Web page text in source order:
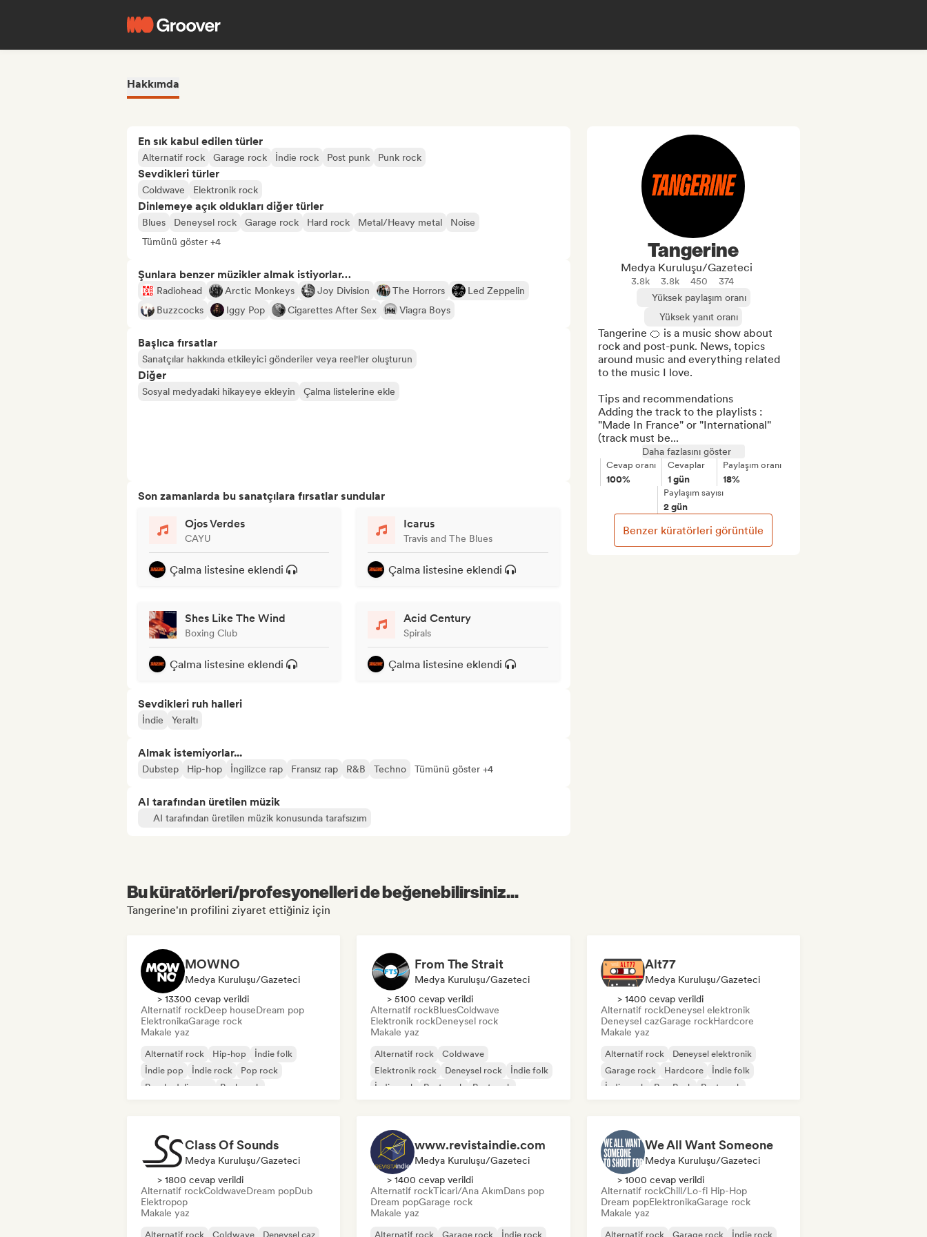
Hakkımda
En sık kabul edilen türler
Alternatif rock Garage rock İndie rock Post punk Punk rock
Sevdikleri türler
Coldwave Elektronik rock
Dinlemeye açık oldukları diğer türler
Blues Deneysel rock Garage rock Hard rock Metal/Heavy metal
Noise
Tümünü göster +4
Şunlara benzer müzikler almak istiyorlar…
Radiohead Arctic Monkeys Joy Division The Horrors
Led Zeppelin
Buzzcocks
Iggy Pop Cigarettes After Sex Viagra Boys
Başlıca fırsatlar
Sanatçılar hakkında etkileyici gönderiler veya reel'ler oluşturun
Diğer
Sosyal medyadaki hikayeye ekleyin Çalma listelerine ekle
Son zamanlarda bu sanatçılara fırsatlar sundular
Ojos Verdes
CAYU
Çalma listesine eklendi
Icarus
Travis and The Blues
Çalma listesine eklendi
Shes Like The Wind
Boxing Club
Çalma listesine eklendi
Acid Century
Spirals
Çalma listesine eklendi
Sevdikleri ruh halleri
İndie Yeraltı
Almak istemiyorlar...
Dubstep Hip-hop İngilizce rap Fransız rap R&B Techno Tümünü göster +4
AI tarafından üretilen müzik
AI tarafından üretilen müzik konusunda tarafsızım
Tangerine
Medya Kuruluşu/Gazeteci
3.8k 3.8k 450
374
Yüksek paylaşım oranı
Yüksek yanıt oranı
Tangerine 🍊 is a music show about
rock and post-punk. News, topics
around music and everything related
to the music I love.
Tips and recommendations
Adding the track to the playlists :
"Made In France" or "International"
(track must be...
Daha fazlasını göster
Cevap oranı
100%
Cevaplar
1 gün
Paylaşım oranı
18%
Paylaşım sayısı
2 gün
Benzer küratörleri görüntüle
Bu küratörleri/profesyonelleri de beğenebilirsiniz...
Tangerine'ın profilini ziyaret ettiğiniz için
MOWNO
Medya Kuruluşu/Gazeteci
> 13300 cevap verildi
Alternatif rockDeep houseDream pop
ElektronikaGarage rock
Makale yaz
Alternatif rock Hip-hop
İndie folk
İndie pop
İndie rock
Pop rock
Psychedelic pop
Punk rock
From The Strait
Medya Kuruluşu/Gazeteci
> 5100 cevap verildi
Alternatif rockBluesColdwave
Elektronik rockDeneysel rock
Makale yaz
Alternatif rock
Coldwave
Elektronik rock
Deneysel rock
İndie folk
İndie rock
Post punk Post rock
Alt77
Medya Kuruluşu/Gazeteci
> 1400 cevap verildi
Alternatif rockDeneysel elektronik
Deneysel cazGarage rockHardcore
Makale yaz
Alternatif rock
Deneysel elektronik
Garage rock
Hardcore
İndie folk
İndie rock
Pop Punk Post punk
Class Of Sounds
Medya Kuruluşu/Gazeteci
> 1800 cevap verildi
Alternatif rockColdwaveDream popDub
Elektropop
Makale yaz
Alternatif rock Coldwave Deneysel caz
www.revistaindie.com
Medya Kuruluşu/Gazeteci
> 1400 cevap verildi
Alternatif rockTicari/Ana AkımDans pop
Dream popGarage rock
Makale yaz
Alternatif rock Garage rock İndie rock
We All Want Someone
Medya Kuruluşu/Gazeteci
> 1000 cevap verildi
Alternatif rockChill/Lo-fi Hip-Hop
Dream popElektronikaGarage rock
Makale yaz
Alternatif rock Garage rock İndie rock